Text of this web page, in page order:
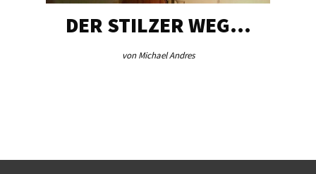
DER STILZER WEG…
von Michael Andres